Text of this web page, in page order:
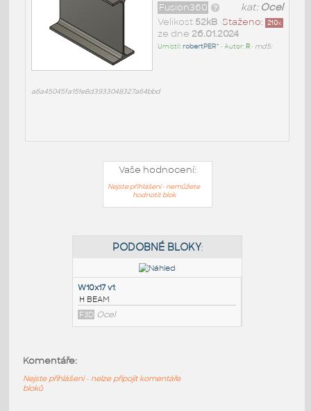
kat: Ocel
Fusion360
Staženo: 210x
Velikost 52kB•
ze dne 26.01.2024
Umístil:robertPER^ • Autor: R• md5:
a6a45045fa151e8d3933048327a64bbd
Vaše hodnocení:
Nejste přihlášeni - nemůžete
hodnotit blok
Komentáře:
Nejste přihlášeni - nelze připojit komentáře
bloků